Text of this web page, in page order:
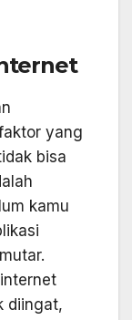
yang
bisa
kamu
diingat,